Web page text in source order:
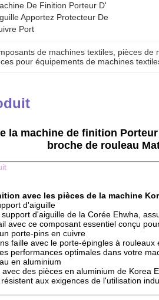
De Finition Porteur D'
Apportez Protecteur De
Port
de machines textiles, pièces de
pour équipements de machines
la machine de finition
broche de rouleau
avec les pièces de la machine
d'aiguille
d'aiguille de la Corée Ehwha,
avec ce composant essentiel conçu
porte-pins en cuivre
faille avec le porte-épingles à
performances optimales dans votre
en aluminium
des pièces en aluminium de
aux exigences de l'utilisation